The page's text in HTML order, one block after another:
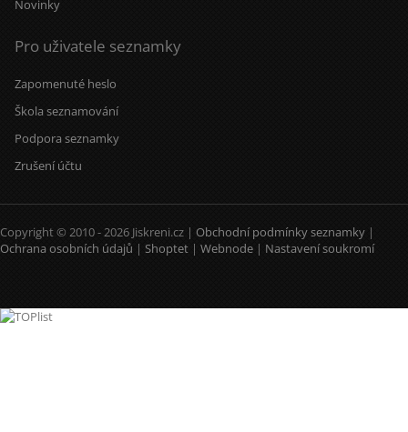
Novinky
Pro uživatele seznamky
Zapomenuté heslo
Škola seznamování
Podpora seznamky
Zrušení účtu
Copyright © 2010 - 2026 Jiskreni.cz | Obchodní podmínky seznamky |
Ochrana osobních údajů | Shoptet | Webnode | Nastavení soukromí